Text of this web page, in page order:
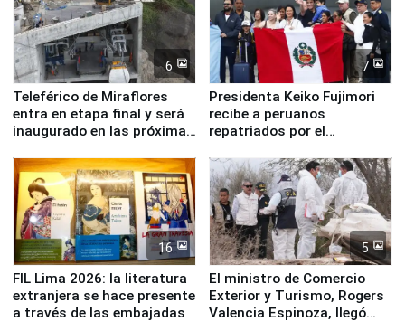
6
Teleférico de Miraflores
entra en etapa final y será
inaugurado en las próximas
7
Presidenta Keiko Fujimori
recibe a peruanos
repatriados por el
16
FIL Lima 2026: la literatura
extranjera se hace presente
a través de las embajadas
5
El ministro de Comercio
Exterior y Turismo, Rogers
Valencia Espinoza, llegó